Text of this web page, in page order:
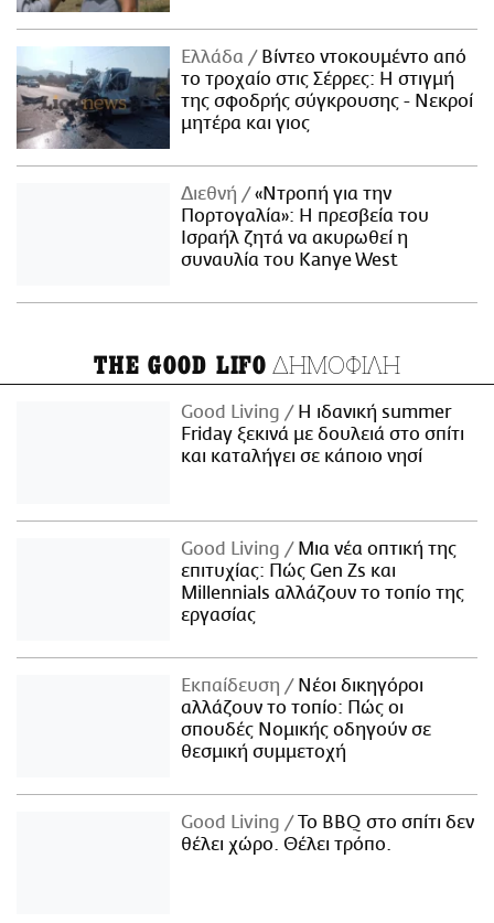
Ελλάδα
Βίντεο ντοκουμέντο από
το τροχαίο στις Σέρρες: Η στιγμή
της σφοδρής σύγκρουσης - Νεκροί
μητέρα και γιος
Διεθνή
«Ντροπή για την
Πορτογαλία»: Η πρεσβεία του
Ισραήλ ζητά να ακυρωθεί η
συναυλία του Kanye West
THE GOOD LIFO ΔΗΜΟΦΙΛΗ
Good Living
Η ιδανική summer
Friday ξεκινά με δουλειά στο σπίτι
και καταλήγει σε κάποιο νησί
Good Living
Μια νέα οπτική της
επιτυχίας: Πώς Gen Zs και
Millennials αλλάζουν το τοπίο της
εργασίας
Εκπαίδευση
Νέοι δικηγόροι
αλλάζουν το τοπίο: Πώς οι
σπουδές Νομικής οδηγούν σε
θεσμική συμμετοχή
Good Living
Το BBQ στο σπίτι δεν
θέλει χώρο. Θέλει τρόπο.